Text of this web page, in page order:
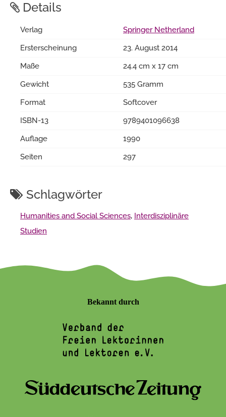
Details
Verlag
Springer Netherland
Ersterscheinung
23. August 2014
Maße
24.4 cm x 17 cm
Gewicht
535 Gramm
Format
Softcover
ISBN-13
9789401096638
Auflage
1990
Seiten
297
Schlagwörter
Humanities and Social Sciences, Interdisziplinäre
Studien
Bekannt durch